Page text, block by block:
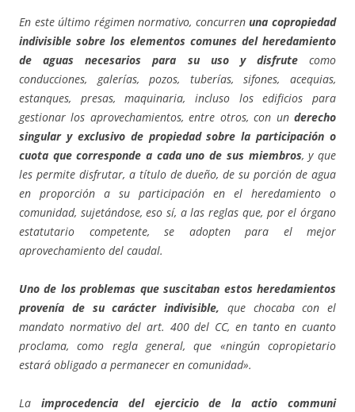
En este último régimen normativo, concurrenuna copropiedad
indivisible sobre los elementos comunes del heredamiento
de aguas necesarios para su uso y disfrutecomo
conducciones, galerías, pozos, tuberías, sifones, acequias,
estanques, presas, maquinaria, incluso los edificios para
gestionar los aprovechamientos, entre otros, con un derecho
singular y exclusivo de propiedad sobre la participación o
cuota que corresponde a cada uno de sus miembros, y que
les permite disfrutar, a título de dueño, de su porción de agua
en proporción a su participación en el heredamiento o
comunidad, sujetándose, eso sí, a las reglas que, por el órgano
estatutario competente, se adopten para el mejor
aprovechamiento del caudal.
Uno de los problemas que suscitaban estos heredamientos
provenía de su carácter indivisible, que chocaba con el
mandato normativo del art. 400 del CC, en tanto en cuanto
proclama, como regla general, que «ningún copropietario
estará obligado a permanecer en comunidad».
La improcedencia del ejercicio de la actio communi